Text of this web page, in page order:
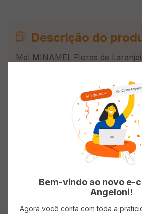
Descrição do
Mel MINAMEL Flores de
Avaliações
Faça login para escrever uma
Todos
Bem-vindo ao novo e-
Angeloni!
Agora você conta com toda a